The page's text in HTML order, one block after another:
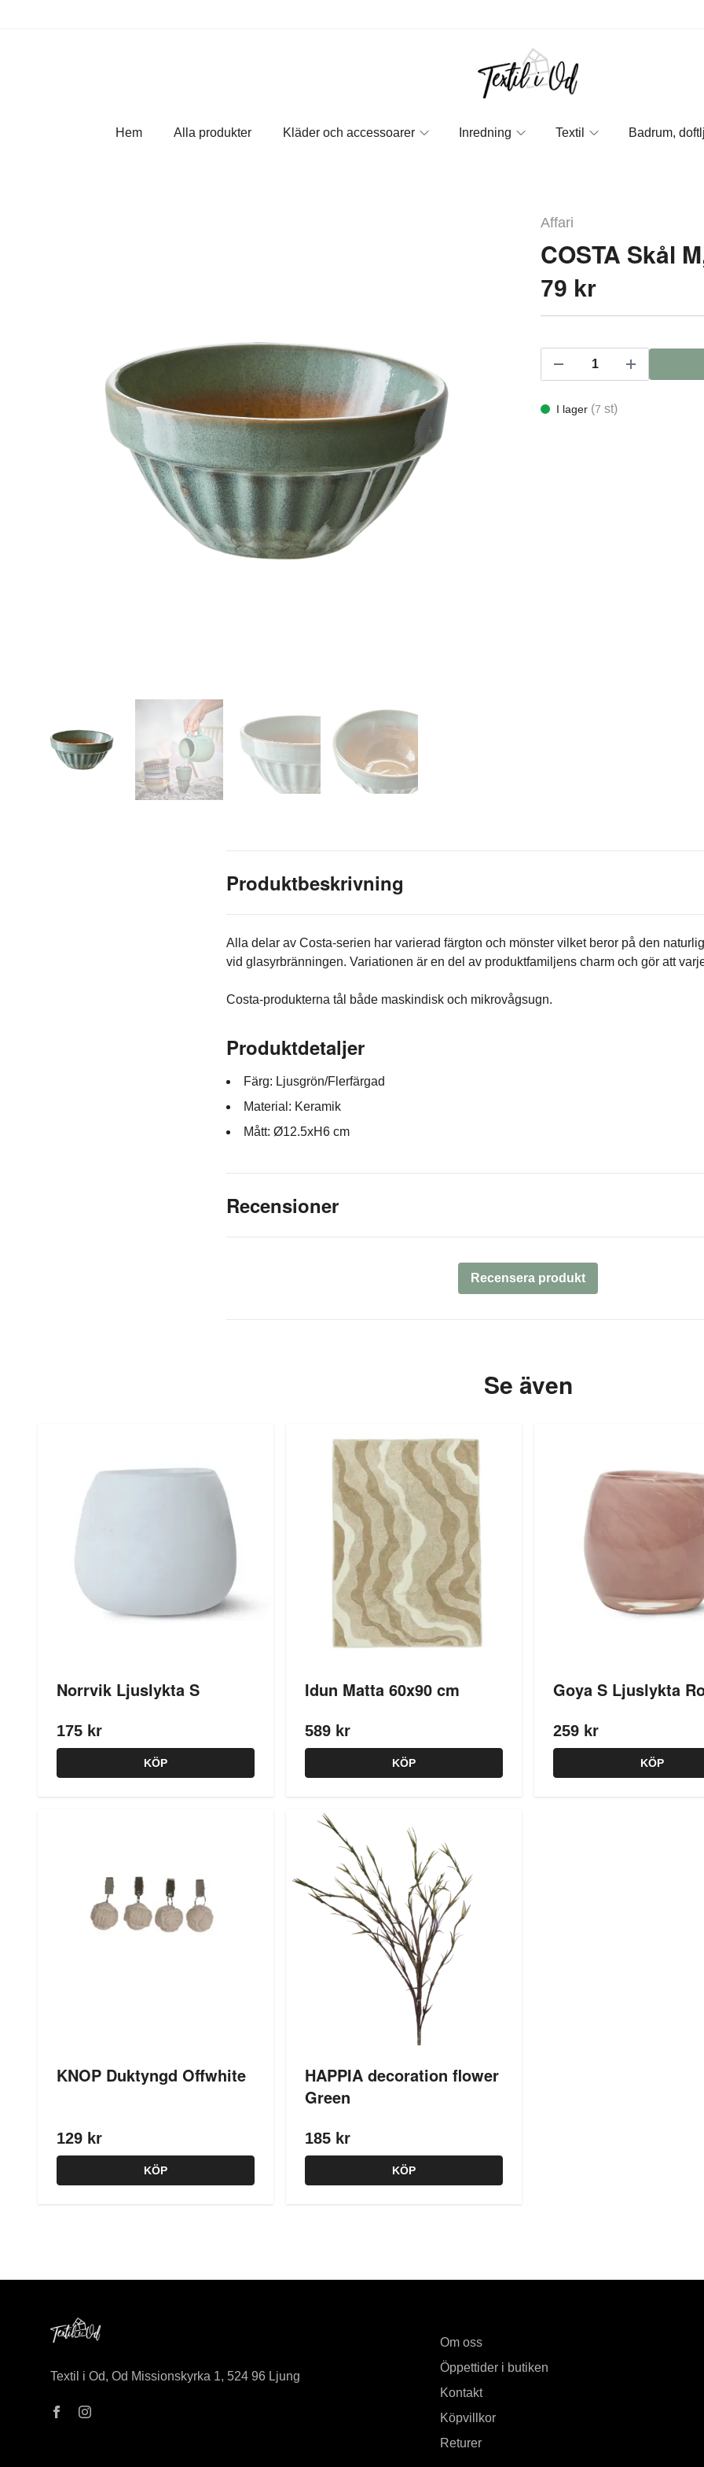
Hem Alla produkter Kläder och accessoarer Inredning Textil Badrum,
Affari
COSTA Skål
79 kr
I lager (7 st)
Produktbeskrivning
Alla delar av Costa-serien har varierad färgton och mönster vilket beror på den
vid glasyrbränningen. Variationen är en del av produktfamiljens charm och gör att
Costa-produkterna tål både maskindisk och mikrovågsugn.
Produktdetaljer
Färg: Ljusgrön/Flerfärgad
Material: Keramik
Mått: Ø12.5xH6 cm
Recensioner
Recensera produkt
Se även
Norrvik Ljuslykta S
175 kr
KÖP
Idun Matta 60x90 cm
589 kr
KÖP
Goya S Ljuslykta
259 kr
KÖP
KNOP Duktyngd Offwhite
129 kr
KÖP
HAPPIA decoration flower
Green
185 kr
KÖP
Textil i Od, Od Missionskyrka 1, 524 96 Ljung
Om oss
Öppettider i butiken
Kontakt
Köpvillkor
Returer